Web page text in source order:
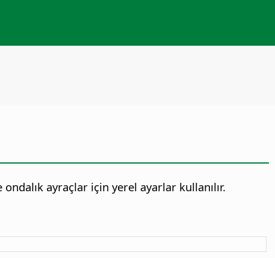
ayraçlar için yerel ayarlar kullanılır.